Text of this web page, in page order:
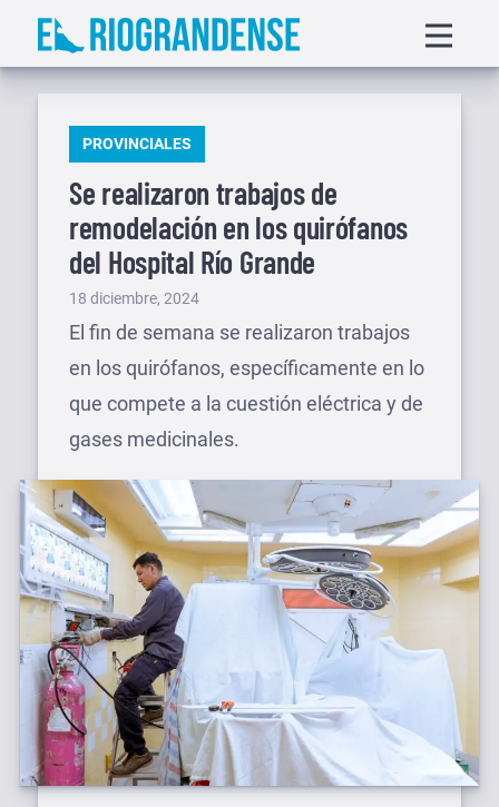
Saltar
menu
PUBLICADO
PROVINCIALES
Se realizaron trabajos de
remodelación en los quirófanos
del Hospital Río Grande
Publicado
el
18 diciembre, 2024
El fin de semana se realizaron trabajos
en los quirófanos, específicamente en lo
que compete a la cuestión eléctrica y de
gases medicinales.